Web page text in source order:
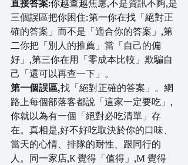
直接答案:你越查越焦慮,不是資訊不夠,是
三個誤區把你困住:第一你在找「絕對正
確的答案」而不是「適合你的答案」,第
二你把「別人的推薦」當「自己的偏
好」,第三你在用「零成本比較」欺騙自
己「還可以再查一下」。
第一個誤區,找「絕對正確的答案」。網
路上每個部落客都說「這家一定要吃」,
你就以為有一個「絕對必吃清單」存
在。真相是,好不好吃取決於你的口味、
當天的心情、排隊的耐性、跟同行的
人。同一家店,K 覺得「值得」,M 覺得